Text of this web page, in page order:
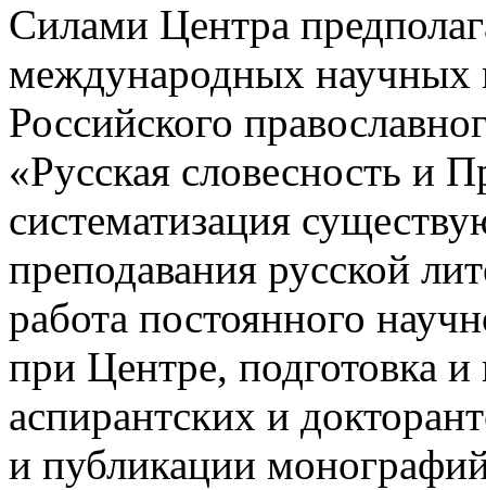
Силами Центра
международных научных
Российского
«Русская словесность и
систематизация
преподавания русской
работа постоянного
при Центре, подготовка
аспирантских и
и публикации